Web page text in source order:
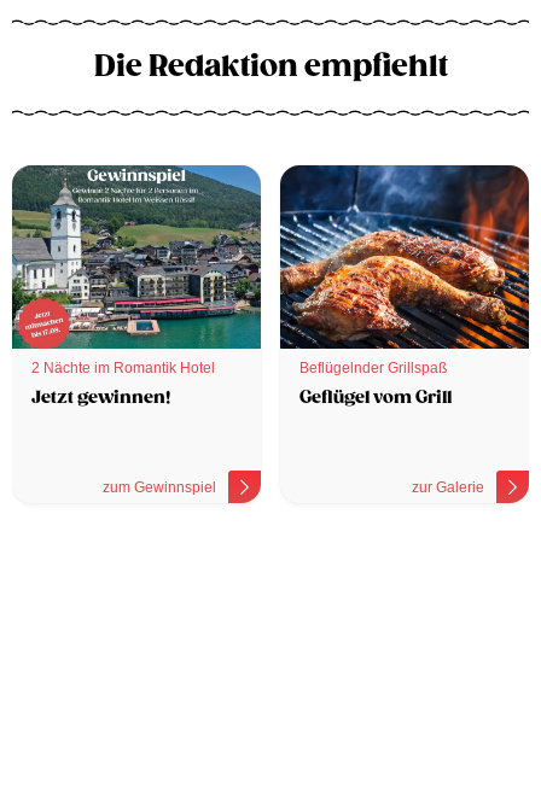
Die Redaktion empfiehlt
2 Nächte im Romantik Hotel
Jetzt gewinnen!
zum Gewinnspiel
Beflügelnder Grillspaß
Geflügel vom Grill
zur Galerie